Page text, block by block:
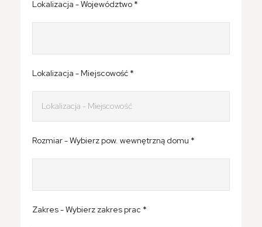
Lokalizacja - Województwo *
Lokalizacja - Miejscowość *
Rozmiar - Wybierz pow. wewnętrzną domu *
Zakres - Wybierz zakres prac *